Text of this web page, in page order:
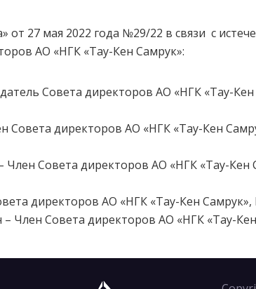
от 27 мая 2022 года №29/22 в связи с
АО «НГК «Тау-Кен Самрук»:
Совета директоров АО «НГК «Тау-
Совета директоров АО «НГК «Тау-Кен
Член Совета директоров АО «НГК «Тау-Кен
директоров АО «НГК «Тау-Кен
Член Совета директоров АО «НГК «Тау-